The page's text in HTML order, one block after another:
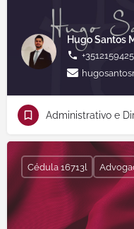
Hugo Santos
Administrativo e
Cédula 16713l